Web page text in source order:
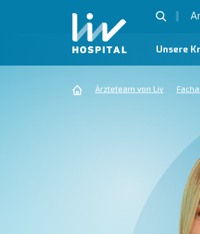
Unsere
Ärzteteam von Liv